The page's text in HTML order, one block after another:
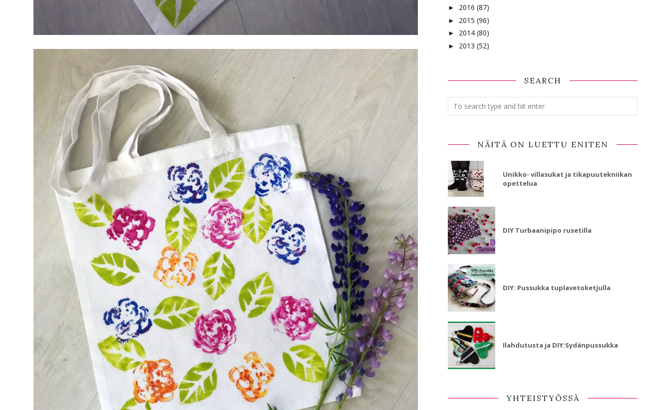
► 2016 (87)
► 2015 (96)
► 2014 (80)
► 2013 (52)
SEARCH
NÄITÄ ON LUETTU ENITEN
Unikko- villasukat ja tikapuutekniikan
opettelua
DIY Turbaanipipo rusetilla
DIY: Pussukka tuplavetoketjulla
Ilahdutusta ja DIY:Sydänpussukka
YHTEISTYÖSSÄ